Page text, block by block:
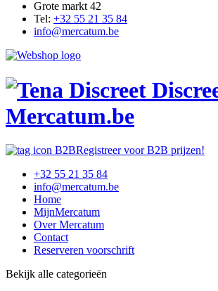
Grote markt 42
Tel: +32 55 21 35 84
info@mercatum.be
Mercatum.be
Registreer voor B2B prijzen!
+32 55 21 35 84
info@mercatum.be
Home
MijnMercatum
Over Mercatum
Contact
Reserveren voorschrift
Bekijk alle categorieën